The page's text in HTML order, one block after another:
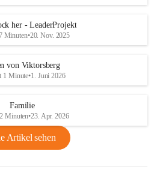
her - LeaderProjekt
Minuten•20. Nov. 2025
von Viktorsberg
1 Minute•1. Juni 2026
Familie
Minuten•23. Apr. 2026
Artikel sehen